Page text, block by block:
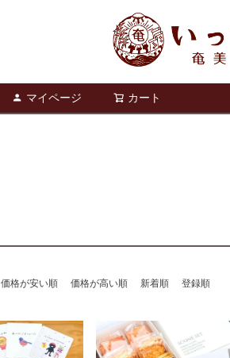
マイページ カート
価格が安い順 価格が高い順 新着順 登録順